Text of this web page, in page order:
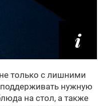
только с лишними
нужную
на стол, а также